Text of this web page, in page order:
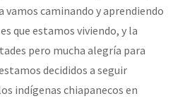
caminando y aprendiendo
que estamos viviendo, y la
pero mucha alegría para
decididos a seguir
indígenas chiapanecos en